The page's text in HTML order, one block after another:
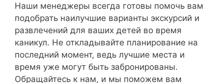
Наши менеджеры всегда готовы помочь вам
подобрать наилучшие варианты экскурсий и
развлечений для ваших детей во время
каникул. Не откладывайте планирование на
последний момент, ведь лучшие места и
время уже могут быть забронированы.
Обращайтесь к нам, и мы поможем вам